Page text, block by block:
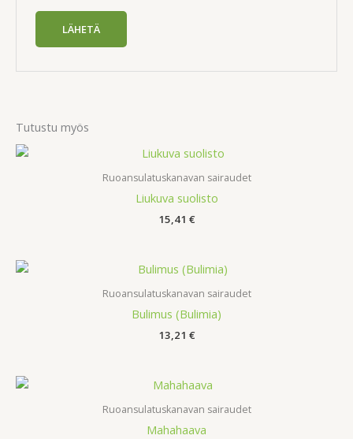
Tutustu myös
Ruoansulatuskanavan sairaudet
Liukuva suolisto
15,41 €
Ruoansulatuskanavan sairaudet
Bulimus (Bulimia)
13,21 €
Ruoansulatuskanavan sairaudet
Mahahaava